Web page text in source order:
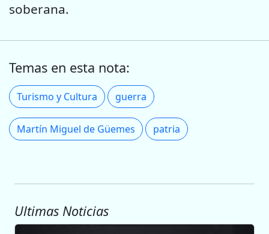
soberana.
Temas en esta nota:
Turismo y Cultura guerra
Martín Miguel de Güemes patria
Ultimas Noticias